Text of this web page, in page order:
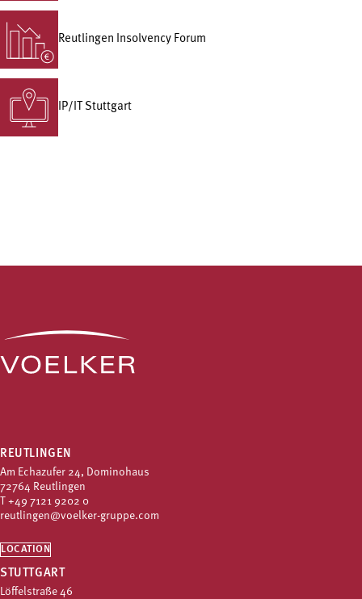
Reutlingen Insolvency Forum
IP/IT Stuttgart
REUTLINGEN
Am Echazufer 24, Dominohaus
72764 Reutlingen
+49 7121 9202 0
reutlingen@voelker-gruppe.com
LOCATION
STUTTGART
Löffelstraße 46